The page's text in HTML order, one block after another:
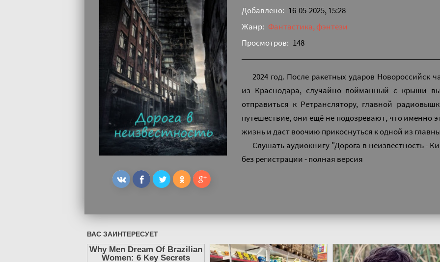
Добавлено: 16-05-2025, 15:28
Жанр: Фантастика, фэнтези
Просмотров: 148
2024 год. После ракетных ударов Новороссийск
из Краснодара, случайно пойманный с крыши
отправиться к Ретранслятору, главной
путешествие, они ещё не подозревают, что именно
жизнь и даст воочию прикоснуться к одной из
Слушать аудиокнигу "Дорога в неизвестность -
без регистрации - полная версия